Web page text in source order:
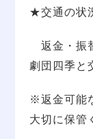
★交通の状
返金・振
劇団四季と
※返金可能
大切に保